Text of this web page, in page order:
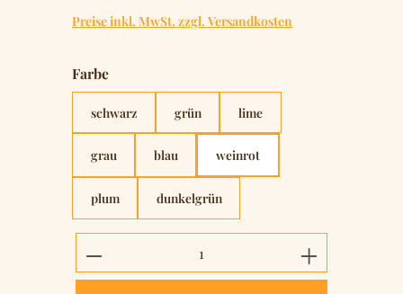
Preise inkl. MwSt. zzgl. Versandkosten
Farbeauswählen
schwarz grün lime
grau blau weinrot
plum dunkelgrün
Produkt Anzahl: Gib den